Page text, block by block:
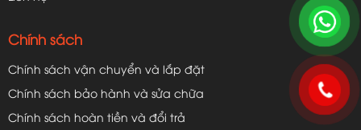
Chính sách
Chính sách vận chuyển và lắp đặt
Chính sách bảo hành và sửa chữa
Chính sách hoàn tiền và đổi trả